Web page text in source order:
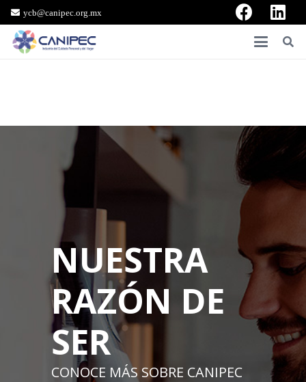
ycb@canipec.org.mx
NUESTRA
RAZÓN DE
SER
CONOCE MÁS SOBRE CANIPEC